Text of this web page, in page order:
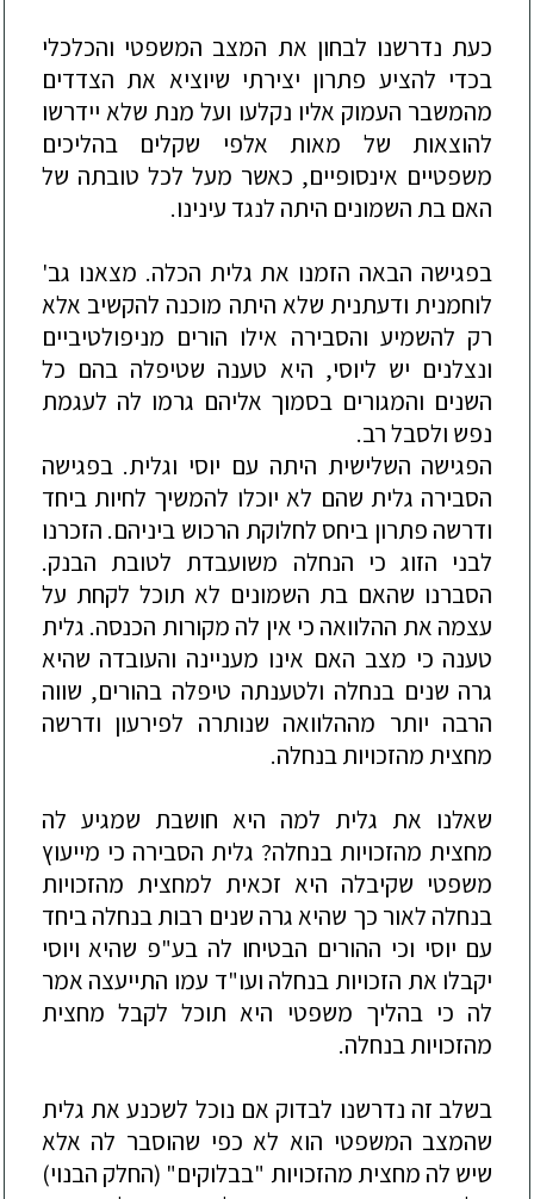
כעת נדרשנו לבחון את המצב המשפטי והכלכלי
בכדי להציע פתרון יצירתי שיוציא את הצדדים
מהמשבר העמוק אליו נקלעו ועל מנת שלא יידרשו
להוצאות של מאות אלפי שקלים בהליכים
משפטיים אינסופיים, כאשר מעל לכל טובתה של
האם בת השמונים היתה לנגד עינינו.
בפגישה הבאה הזמנו את גלית הכלה. מצאנו גב'
לוחמנית ודעתנית שלא היתה מוכנה להקשיב אלא
רק להשמיע והסבירה אילו הורים מניפולטיביים
ונצלנים יש ליוסי, היא טענה שטיפלה בהם כל
השנים והמגורים בסמוך אליהם גרמו לה לעגמת
נפש ולסבל רב.
הפגישה השלישית היתה עם יוסי וגלית. בפגישה
הסבירה גלית שהם לא יוכלו להמשיך לחיות ביחד
ודרשה פתרון ביחס לחלוקת הרכוש ביניהם. הזכרנו
לבני הזוג כי הנחלה משועבדת לטובת הבנק.
הסברנו שהאם בת השמונים לא תוכל לקחת על
עצמה את ההלוואה כי אין לה מקורות הכנסה. גלית
טענה כי מצב האם אינו מעניינה והעובדה שהיא
גרה שנים בנחלה ולטענתה טיפלה בהורים, שווה
הרבה יותר מההלוואה שנותרה לפירעון ודרשה
מחצית מהזכויות בנחלה.
שאלנו את גלית למה היא חושבת שמגיע לה
מחצית מהזכויות בנחלה? גלית הסבירה כי מייעוץ
משפטי שקיבלה היא זכאית למחצית מהזכויות
בנחלה לאור כך שהיא גרה שנים רבות בנחלה ביחד
עם יוסי וכי ההורים הבטיחו לה בע"פ שהיא ויוסי
יקבלו את הזכויות בנחלה ועו"ד עמו התייעצה אמר
לה כי בהליך משפטי היא תוכל לקבל מחצית
מהזכויות בנחלה.
בשלב זה נדרשנו לבדוק אם נוכל לשכנע את גלית
שהמצב המשפטי הוא לא כפי שהוסבר לה אלא
שיש לה מחצית מהזכויות "בבלוקים" (החלק הבנוי)